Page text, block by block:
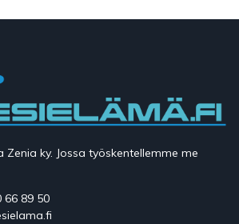
ky. Jossa työskentellemme me
66 89 50